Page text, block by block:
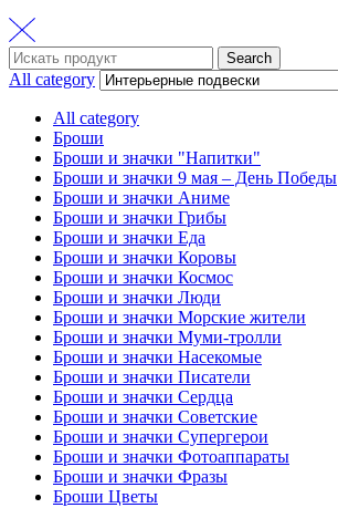
Search
for:
Search
All category
All category
Броши
Броши и значки "Напитки"
Броши и значки 9 мая – День Победы
Броши и значки Аниме
Броши и значки Грибы
Броши и значки Еда
Броши и значки Коровы
Броши и значки Космос
Броши и значки Люди
Броши и значки Морские жители
Броши и значки Муми-тролли
Броши и значки Насекомые
Броши и значки Писатели
Броши и значки Сердца
Броши и значки Советские
Броши и значки Супергерои
Броши и значки Фотоаппараты
Броши и значки Фразы
Броши Цветы